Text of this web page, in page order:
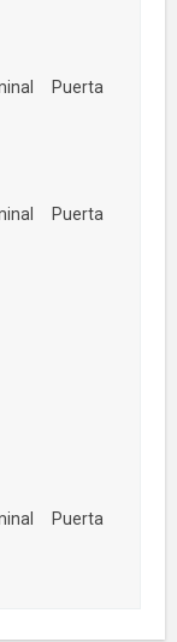
Puerta
Puerta
Puerta